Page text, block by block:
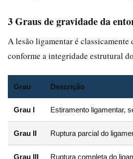
3 Graus de gravidade da
A lesão ligamentar é
conforme a integridade estrutural
Grau Descrição
Grau I Estiramento ligamentar,
Grau II Ruptura parcial do
Grau III Ruptura completa do